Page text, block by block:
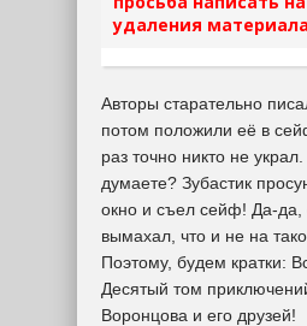
удаления
Авторы старательно
потом положили её в
раз точно никто не
думаете? Зубастик
окно и съел сейф! Да-да,
вымахал, что и не на
Поэтому, будем кратки:
Десятый том
Воронцова и его друзей!